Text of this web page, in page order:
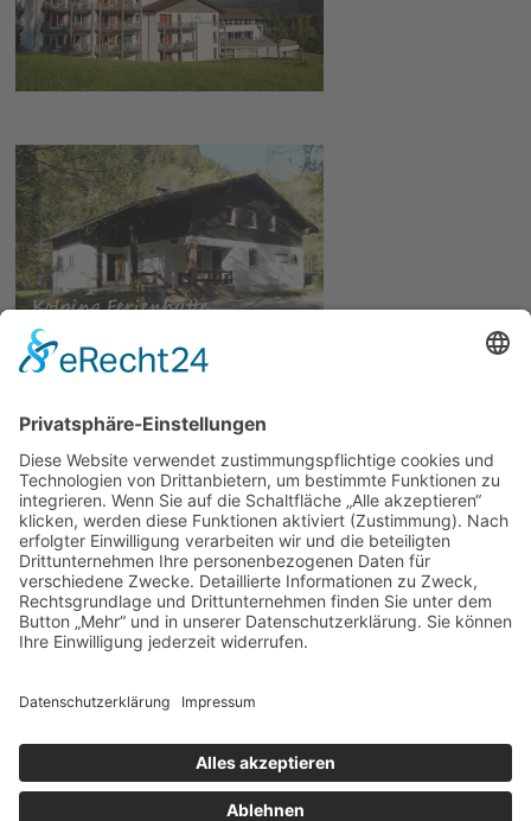
© 2026 | Kolpingwerk Diözesanverband Augsburg
Datenschutzerklärung|Impressum